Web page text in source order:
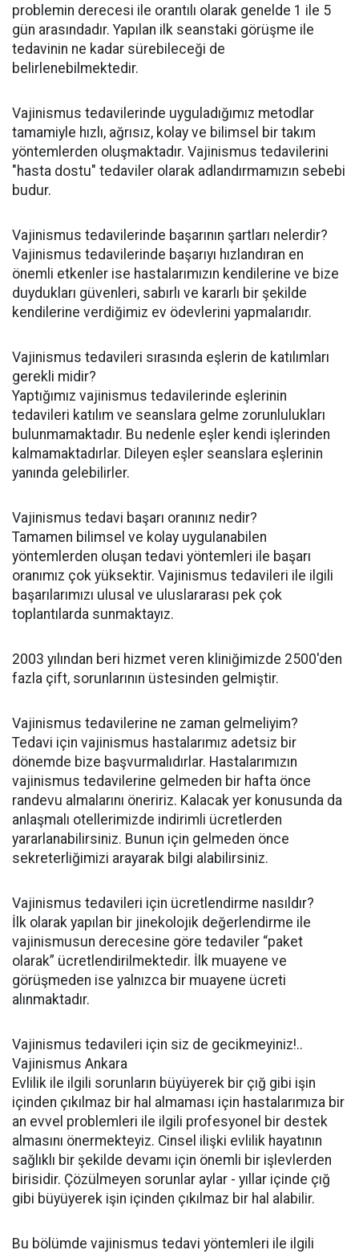
problemin derecesi ile orantılı olarak genelde 1 ile 5
gün arasındadır. Yapılan ilk seanstaki görüşme ile
tedavinin ne kadar sürebileceği de
belirlenebilmektedir.
Vajinismus tedavilerinde uyguladığımız metodlar
tamamiyle hızlı, ağrısız, kolay ve bilimsel bir takım
yöntemlerden oluşmaktadır. Vajinismus tedavilerini
"hasta dostu" tedaviler olarak adlandırmamızın sebebi
budur.
Vajinismus tedavilerinde başarının şartları nelerdir?
Vajinismus tedavilerinde başarıyı hızlandıran en
önemli etkenler ise hastalarımızın kendilerine ve bize
duydukları güvenleri, sabırlı ve kararlı bir şekilde
kendilerine verdiğimiz ev ödevlerini yapmalarıdır.
Vajinismus tedavileri sırasında eşlerin de katılımları
gerekli midir?
Yaptığımız vajinismus tedavilerinde eşlerinin
tedavileri katılım ve seanslara gelme zorunlulukları
bulunmamaktadır. Bu nedenle eşler kendi işlerinden
kalmamaktadırlar. Dileyen eşler seanslara eşlerinin
yanında gelebilirler.
Vajinismus tedavi başarı oranınız nedir?
Tamamen bilimsel ve kolay uygulanabilen
yöntemlerden oluşan tedavi yöntemleri ile başarı
oranımız çok yüksektir. Vajinismus tedavileri ile ilgili
başarılarımızı ulusal ve uluslararası pek çok
toplantılarda sunmaktayız.
2003 yılından beri hizmet veren kliniğimizde 2500'den
fazla çift, sorunlarının üstesinden gelmiştir.
Vajinismus tedavilerine ne zaman gelmeliyim?
Tedavi için vajinismus hastalarımız adetsiz bir
dönemde bize başvurmalıdırlar. Hastalarımızın
vajinismus tedavilerine gelmeden bir hafta önce
randevu almalarını öneririz. Kalacak yer konusunda da
anlaşmalı otellerimizde indirimli ücretlerden
yararlanabilirsiniz. Bunun için gelmeden önce
sekreterliğimizi arayarak bilgi alabilirsiniz.
Vajinismus tedavileri için ücretlendirme nasıldır?
İlk olarak yapılan bir jinekolojik değerlendirme ile
vajinismusun derecesine göre tedaviler “paket
olarak” ücretlendirilmektedir. İlk muayene ve
görüşmeden ise yalnızca bir muayene ücreti
alınmaktadır.
Vajinismus tedavileri için siz de gecikmeyiniz!..
Vajinismus Ankara
Evlilik ile ilgili sorunların büyüyerek bir çığ gibi işin
içinden çıkılmaz bir hal almaması için hastalarımıza bir
an evvel problemleri ile ilgili profesyonel bir destek
almasını önermekteyiz. Cinsel ilişki evlilik hayatının
sağlıklı bir şekilde devamı için önemli bir işlevlerden
birisidir. Çözülmeyen sorunlar aylar - yıllar içinde çığ
gibi büyüyerek işin içinden çıkılmaz bir hal alabilir.
Bu bölümde vajinismus tedavi yöntemleri ile ilgili